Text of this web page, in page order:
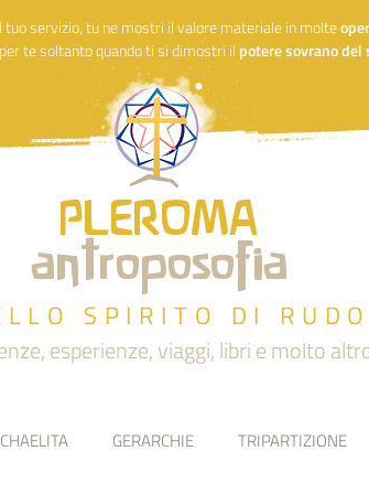
tuo servizio, tu ne mostri il valore materiale in molte
te soltanto quando ti si dimostri il potere sovrano del
PLEROMA
antroposofia
SPIRITO DI
esperienze, viaggi, libri e molto
GERARCHIE TRIPARTIZIONE